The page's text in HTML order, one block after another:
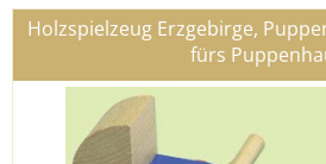
Holzspielzeug Erzgebirge,
fürs